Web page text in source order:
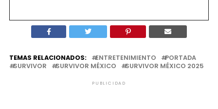
TEMAS RELACIONADOS: ENTRETENIMIENTO
PORTADA
SURVIVOR
SURVIVOR MÉXICO SURVIVOR MÉXICO 2025
PUBLICIDAD